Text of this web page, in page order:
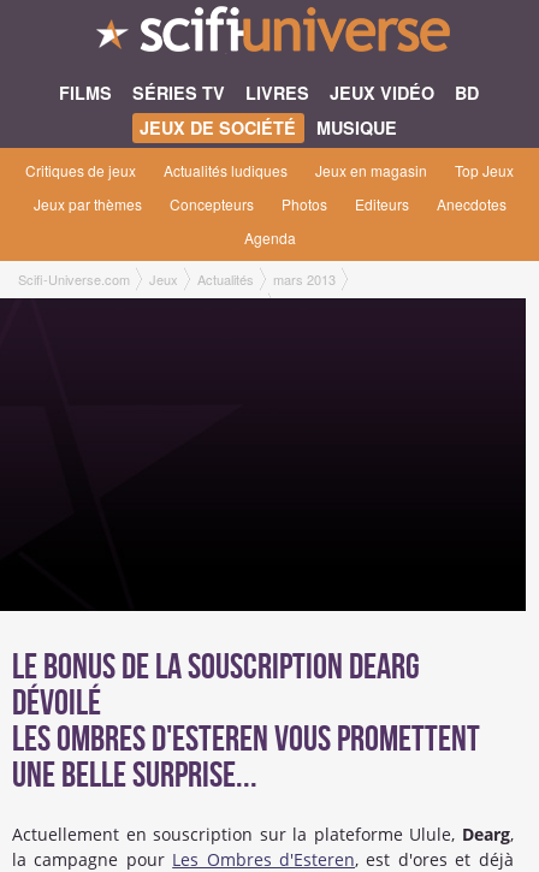
FILMS SÉRIES TV LIVRES JEUX VIDÉO
BD
JEUX DE SOCIÉTÉ
MUSIQUE
Critiques de jeux Actualités ludiques Jeux en magasin
Top Jeux
Jeux par thèmes
Concepteurs Photos Editeurs
Anecdotes
Agenda
Scifi-Universe.com Jeux Actualités
mars 2013
Le bonus de la souscription Dearg dévoilé
Le bonus de la souscription Dearg
dévoilé
Les Ombres d'Esteren vous promettent
une belle surprise...
Actuellement en souscription sur la plateforme Ulule, Dearg,
la campagne pour Les Ombres d'Esteren, est d'ores et déjà